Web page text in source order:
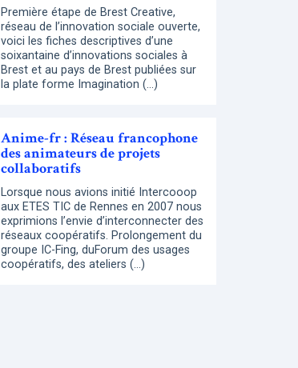
Première étape de Brest Creative,
réseau de l’innovation sociale ouverte,
voici les fiches descriptives d’une
soixantaine d’innovations sociales à
Brest et au pays de Brest publiées sur
la plate forme Imagination (…)
Anime-fr : Réseau francophone
des animateurs de projets
collaboratifs
Lorsque nous avions initié Intercooop
aux ETES TIC de Rennes en 2007 nous
exprimions l’envie d’interconnecter des
réseaux coopératifs. Prolongement du
groupe IC-Fing, duForum des usages
coopératifs, des ateliers (…)